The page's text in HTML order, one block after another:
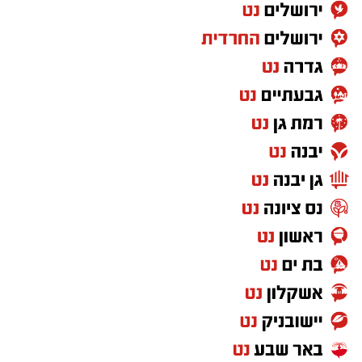
הצטרפו לקבוצת החדשות השקטה של רמת גן נט ב-
WhatsApp כל החדשות לחצו כאן
שלא להכשיר, לדבריו, שיתוף פעולה פוליטי עם
המפלגה.
בונצל, שהפך מאז נפילת בנו לאחד הקולות
הבולטים בקרב חלק מהמשפחות השכולות ומרבה
להשתתף בדיונים ציבוריים ובדיוני הכנסת, הביע
בסרטון התנגדות נחרצת למהלך. לדבריו, האפשרות